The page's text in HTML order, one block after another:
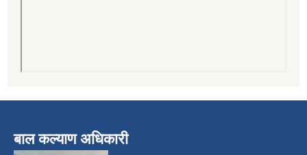
बाल कल्याण अधिकारी